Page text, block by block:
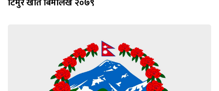
टिमुर खेति बिमालेख २०७९